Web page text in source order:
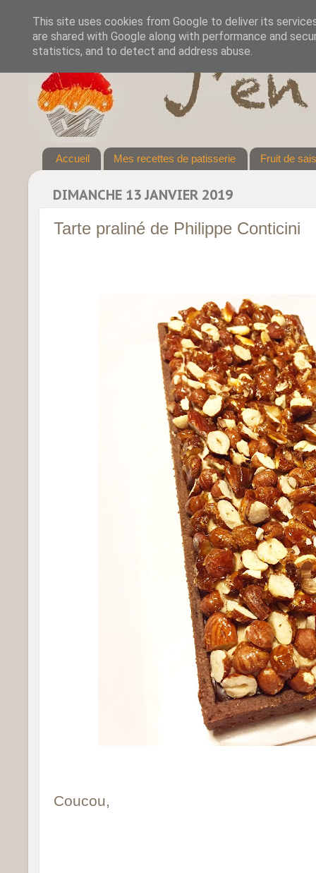
Accueil Mes recettes de patisserie Fruit de
DIMANCHE 13 JANVIER 2019
Tarte praliné de Philippe Conticini
Coucou,
This site uses cookies from Google to deliver its
are shared with Google along with performance and
statistics, and to detect and address abuse.